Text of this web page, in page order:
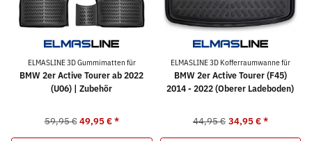
ELMASLINE 3D Gummimatten für
BMW 2er Active Tourer ab 2022
(U06) | Zubehör
59,95 € 49,95 €*
ELMASLINE 3D Kofferraumwanne für
BMW 2er Active Tourer (F45)
2014 - 2022 (Oberer Ladeboden)
44,95 € 34,95 €*